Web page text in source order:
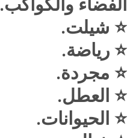
⭐️ شيلت.
⭐️ رياضة.
⭐️ مجردة.
⭐️ العطل.
⭐️ الحيوانات.